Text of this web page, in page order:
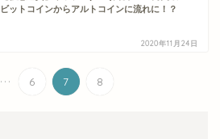
ビットコインからアルトコインに流れに！？
2020年11月24日
... 6 7 8